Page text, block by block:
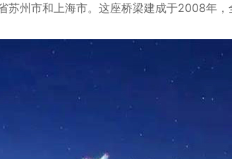
苏州市和上海市。这座桥梁建成于2008年